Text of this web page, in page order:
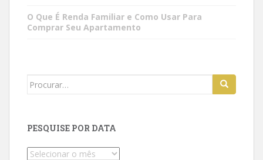
O Que É Renda Familiar e Como Usar Para
Comprar Seu Apartamento
Search
PESQUISE POR DATA
Pesquise